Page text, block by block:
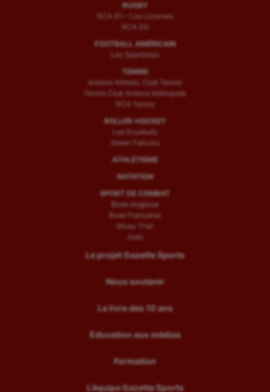
RUGBY
RCA (F) – Les Licornes
RCA (H)
FOOTBALL AMÉRICAIN
Les Spartiates
TENNIS
Amiens Athletic Club Tennis
Tennis Club Amiens Métropole
RCA Tennis
ROLLER-HOCKEY
Les Ecureuils
Green Falcons
ATHLÉTISME
NATATION
SPORT DE COMBAT
Boxe Anglaise
Boxe Française
Muay Thaï
Judo
Le projet Gazette Sports
Nous soutenir
Le livre des 10 ans
Education aux médias
Formation
L’équipe Gazette Sports